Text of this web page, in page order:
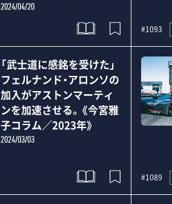
2024/04/20
#1093
「武士道に感銘を受けた」
フェルナンド・アロンソの
加入がアストンマーティ
ンを加速させる。《今宮雅
子コラム／2023年》
2024/03/03
#1089